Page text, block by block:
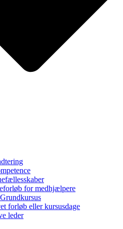
for medhjælpere
forløb eller kursusdage
leder